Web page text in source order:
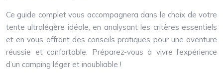
Ce guide complet vous accompagnera dans le choix de votre
tente ultralégère idéale, en analysant les critères essentiels
et en vous offrant des conseils pratiques pour une aventure
réussie et confortable. Préparez-vous à vivre l’expérience
d’un camping léger et inoubliable !